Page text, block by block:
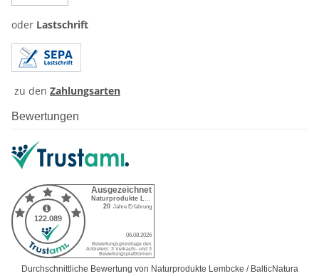
oder Lastschrift
zu den Zahlungsarten
Bewertungen
Durchschnittliche Bewertung von Naturprodukte Lembcke / BalticNatura